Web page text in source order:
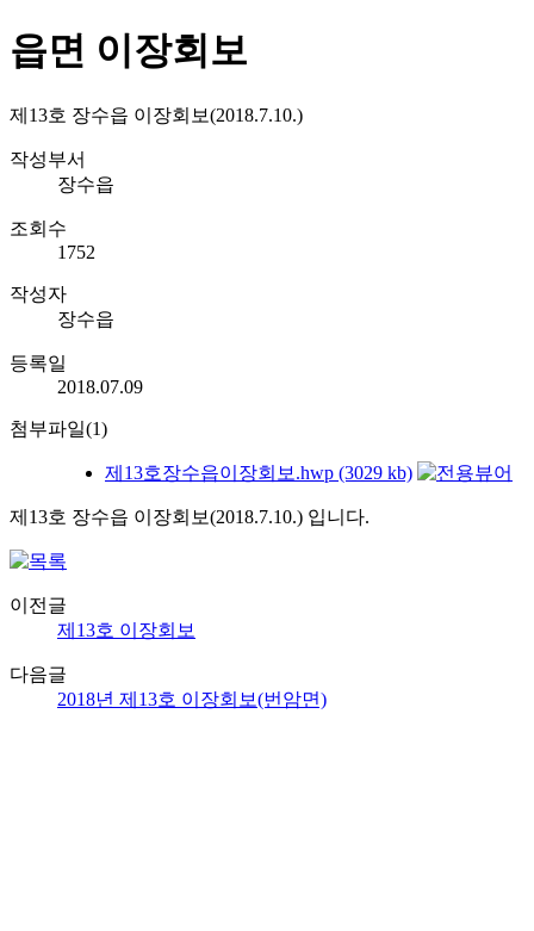
읍면 이장회보
제13호 장수읍 이장회보(2018.7.10.)
작성부서
장수읍
조회수
1752
작성자
장수읍
등록일
2018.07.09
첨부파일(1)
제13호장수읍이장회보.hwp (3029 kb)
제13호 장수읍 이장회보(2018.7.10.) 입니다.
이전글
제13호 이장회보
다음글
2018년 제13호 이장회보(번암면)